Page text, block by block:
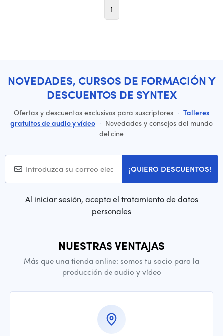
1
NOVEDADES, CURSOS DE FORMACIÓN Y
DESCUENTOS DE SYNTEX
Ofertas y descuentos exclusivos para suscriptores · Talleres
gratuitos de audio y vídeo · Novedades y consejos del mundo
del cine
¡QUIERO DESCUENTOS!
Al iniciar sesión, acepta el tratamiento de datos
personales
NUESTRAS VENTAJAS
Más que una tienda online: somos tu socio para la
producción de audio y vídeo